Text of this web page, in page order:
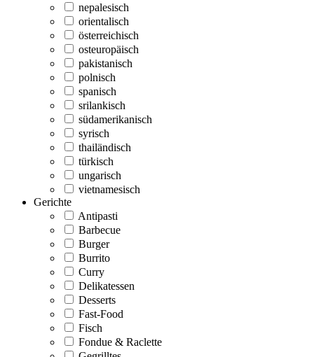
nepalesisch
orientalisch
österreichisch
osteuropäisch
pakistanisch
polnisch
spanisch
srilankisch
südamerikanisch
syrisch
thailändisch
türkisch
ungarisch
vietnamesisch
Gerichte
Antipasti
Barbecue
Burger
Burrito
Curry
Delikatessen
Desserts
Fast-Food
Fisch
Fondue & Raclette